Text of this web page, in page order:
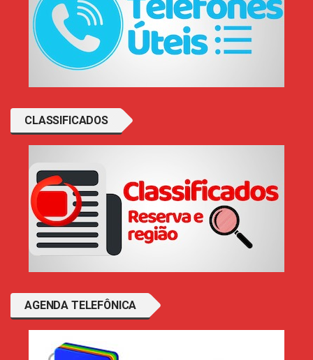
CLASSIFICADOS
AGENDA TELEFÔNICA